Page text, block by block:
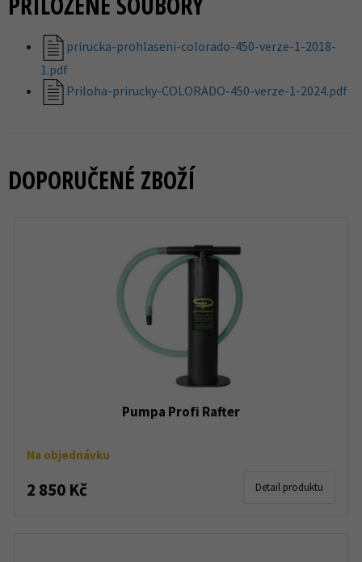
prirucka-prohlaseni-colorado-450-verze-1-2018-
1.pdf
Priloha-prirucky-COLORADO-450-verze-1-2024.pdf
DOPORUČENÉ ZBOŽÍ
Pumpa Profi Rafter
Na objednávku
2 850 Kč Detail produktu